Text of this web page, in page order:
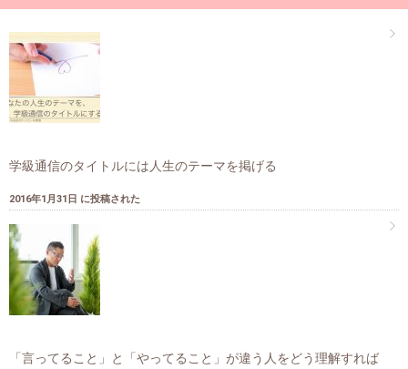
学級通信のタイトルには人生のテーマを掲げる
2016年1月31日 に投稿された
「言ってること」と「やってること」が違う人をどう理解すれば